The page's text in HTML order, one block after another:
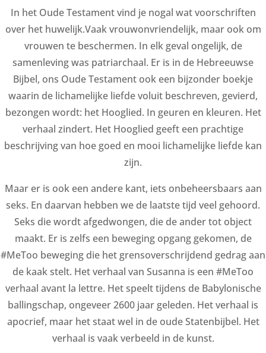
In het Oude Testament vind je nogal wat voorschriften
over het huwelijk.Vaak vrouwonvriendelijk, maar ook om
vrouwen te beschermen. In elk geval ongelijk, de
samenleving was patriarchaal. Er is in de Hebreeuwse
Bijbel, ons Oude Testament ook een bijzonder boekje
waarin de lichamelijke liefde voluit beschreven, gevierd,
bezongen wordt: het Hooglied. In geuren en kleuren. Het
verhaal zindert. Het Hooglied geeft een prachtige
beschrijving van hoe goed en mooi lichamelijke liefde kan
zijn.
Maar er is ook een andere kant, iets onbeheersbaars aan
seks. En daarvan hebben we de laatste tijd veel gehoord.
Seks die wordt afgedwongen, die de ander tot object
maakt. Er is zelfs een beweging opgang gekomen, de
#MeToo beweging die het grensoverschrijdend gedrag aan
de kaak stelt. Het verhaal van Susanna is een #MeToo
verhaal avant la lettre. Het speelt tijdens de Babylonische
ballingschap, ongeveer 2600 jaar geleden. Het verhaal is
apocrief, maar het staat wel in de oude Statenbijbel. Het
verhaal is vaak verbeeld in de kunst.